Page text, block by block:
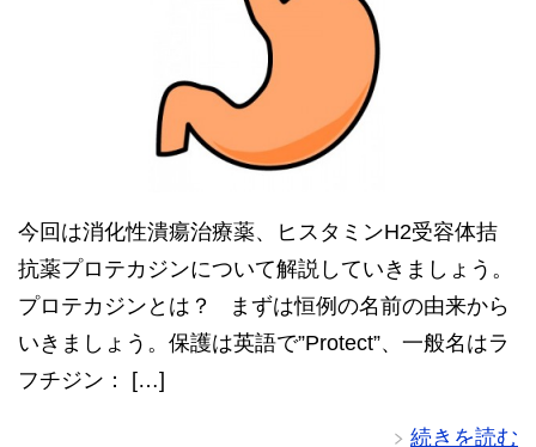
今回は消化性潰瘍治療薬、ヒスタミンH2受容体拮
抗薬プロテカジンについて解説していきましょう。
プロテカジンとは？ まずは恒例の名前の由来から
いきましょう。保護は英語で”Protect”、一般名はラ
フチジン： […]
続きを読む